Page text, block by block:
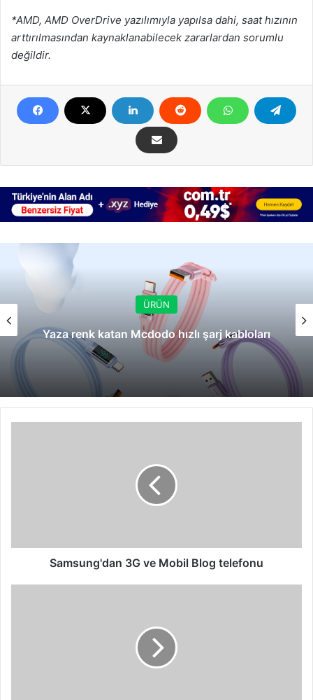
*AMD, AMD OverDrive yazılımıyla yapılsa dahi, saat hızının
arttırılmasından kaynaklanabilecek zararlardan sorumlu
değildir.
ÜRÜN
Yaza renk katan Mcdodo hızlı şarj kabloları
Samsung'dan 3G ve Mobil Blog telefonu